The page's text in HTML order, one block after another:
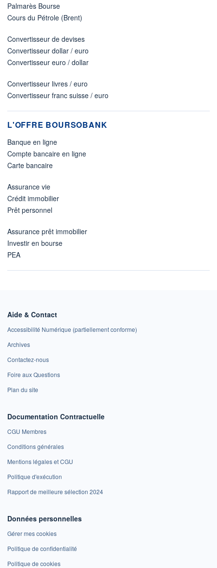
Palmarès Bourse
Cours du Pétrole (Brent)
Convertisseur de devises
Convertisseur dollar / euro
Convertisseur euro / dollar
Convertisseur livres / euro
Convertisseur franc suisse / euro
L'OFFRE BOURSOBANK
Banque en ligne
Compte bancaire en ligne
Carte bancaire
Assurance vie
Crédit immobilier
Prêt personnel
Assurance prêt immobilier
Investir en bourse
PEA
Aide & Contact
Accessibilité Numérique (partiellement conforme)
Archives
Contactez-nous
Foire aux Questions
Plan du site
Documentation Contractuelle
CGU Membres
Conditions générales
Mentions légales et CGU
Politique d'exécution
Rapport de meilleure sélection 2024
Données personnelles
Gérer mes cookies
Politique de confidentialité
Politique de cookies